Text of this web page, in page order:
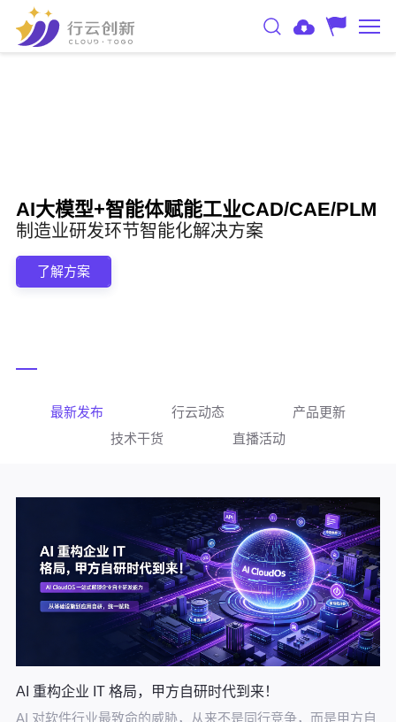
AI大模型+智能体赋能工业CAD/CAE/PLM
制造业研发环节智能化解决方案
了解方案
最新发布 行云动态
产品更新
技术干货
直播活动
AI 重构企业 IT 格局，甲方自研时代到来！
AI 对软件行业最致命的威胁，从来不是同行竞争，而是甲方自